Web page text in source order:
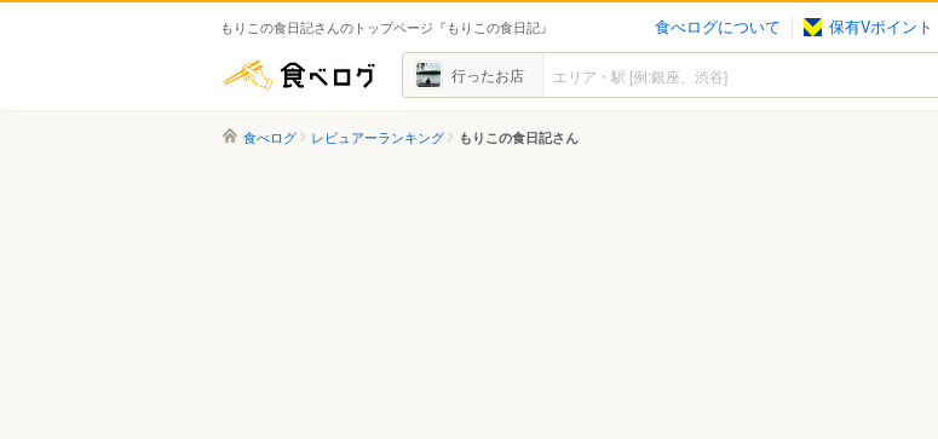
もりこの食日記さんのトップページ『もりこの食日記』 食べログについて 保有Vポイント
食べログ 行ったお店
食べログ レビュアーランキング もりこの食日記さん